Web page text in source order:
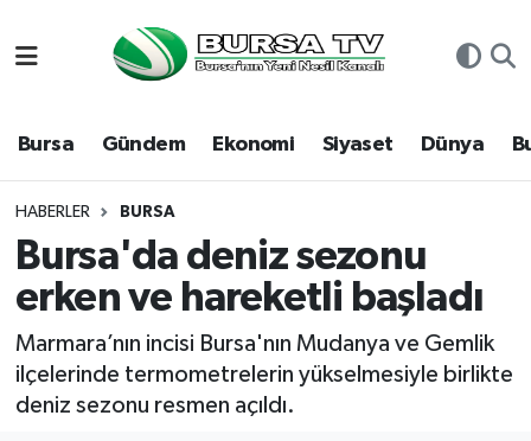
Bursa Gündem Ekonomi Siyaset Dünya
HABERLER BURSA
Bursa'da deniz sezonu
erken ve hareketli başladı
Marmara’nın incisi Bursa'nın Mudanya ve Gemlik
ilçelerinde termometrelerin yükselmesiyle birlikte
deniz sezonu resmen açıldı.
Bursa
Dünya
Eğitim
Ekonomi
Hava Durumu
Namaz Vakitleri
Trafik Durumu
Süper Lig Puan Durumu ve Fikstür